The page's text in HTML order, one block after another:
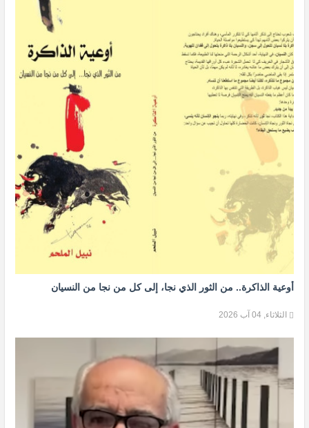
أوعية الذاكرة.. من الثور الذي نجا، إلى كل من نجا من النسيان
الثلاثاء, 04 آب 2026